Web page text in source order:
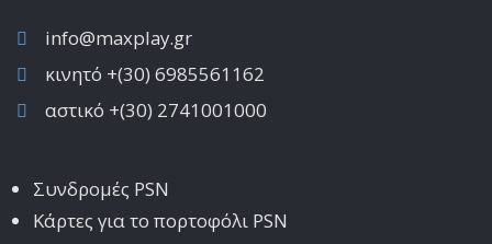
info@maxplay.gr
κινητό +(30) 6985561162
αστικό +(30) 2741001000
Συνδρομές PSN
Κάρτες για το πορτοφόλι PSN